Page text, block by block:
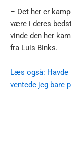
– Det her er
være i deres
vinde den her
fra Luis Binks.
Læs også: Havde
ventede jeg bare